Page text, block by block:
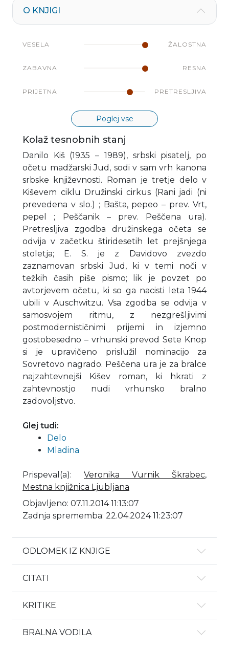
O KNJIGI
VESELA ŽALOSTNA
ZABAVNA RESNA
PRIJETNA PRETRESLJIVA
Poglej vse
Kolaž tesnobnih stanj
Danilo Kiš (1935 – 1989), srbski pisatelj, po
očetu madžarski Jud, sodi v sam vrh kanona
srbske književnosti. Roman je tretje delo v
Kiševem ciklu Družinski cirkus (Rani jadi (ni
prevedena v slo.) ; Bašta, pepeo – prev. Vrt,
pepel ; Peščanik – prev. Peščena ura).
Pretresljiva zgodba družinskega očeta se
odvija v začetku štiridesetih let prejšnjega
stoletja; E. S. je z Davidovo zvezdo
zaznamovan srbski Jud, ki v temi noči v
težkih časih piše pismo; lik je povzet po
avtorjevem očetu, ki so ga nacisti leta 1944
ubili v Auschwitzu. Vsa zgodba se odvija v
samosvojem ritmu, z nezgrešljivimi
postmodernističnimi prijemi in izjemno
gostobesedno – vrhunski prevod Sete Knop
si je upravičeno prislužil nominacijo za
Sovretovo nagrado. Peščena ura je za bralce
najzahtevnejši Kišev roman, ki hkrati z
zahtevnostjo nudi vrhunsko bralno
zadovoljstvo.
Glej tudi:
Delo
Mladina
Prispeval(a): Veronika Vurnik Škrabec,
Mestna knjižnica Ljubljana
Objavljeno: 07.11.2014 11:13:07
Zadnja sprememba: 22.04.2024 11:23:07
ODLOMEK IZ KNJIGE
CITATI
KRITIKE
BRALNA VODILA